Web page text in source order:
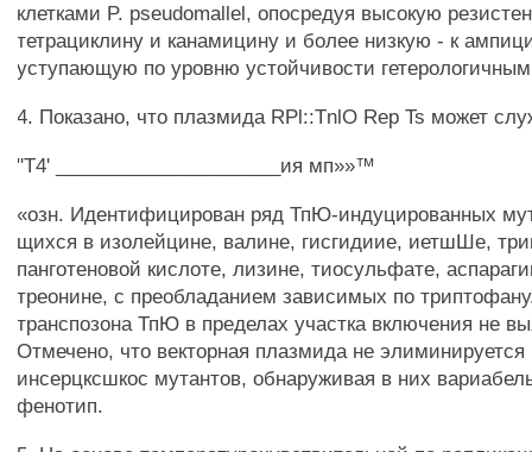
клетками P. pseudomallel, опосредуя высокую
тетрациклину и канамицину и более низкую - к
уступающую по уровню устойчивости
4. Показано, что плазмида RPl::TnlO Rep Ts может
"Т4' _____________________ия мп»»™
«озн. Идентифицирован ряд ТпЮ-индуцированных
щихся в изолейцине, валине, гисгидиие, иетшШе,
панготеновой кислоте, лизине, тиосульфате,
треонине, с преобладанием зависимых по
транспозона ТпЮ в пределах участка включения не
Отмечено, что векторная плазмида не элиминируется
инсерцксшкос мутантов, обнаруживая в них
фенотип.